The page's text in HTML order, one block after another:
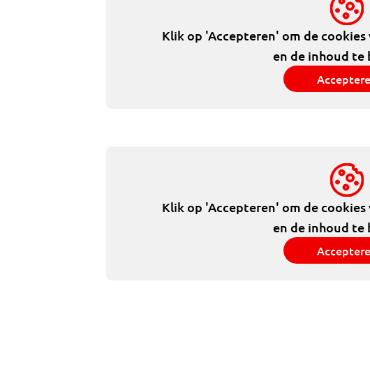
Klik op 'Accepteren' om de cookies
en de inhoud te
Klik op 'Accepteren' om de cookies
en de inhoud te